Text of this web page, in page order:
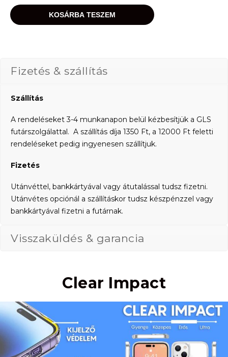
KOSÁRBA TESZEM
Fizetés & szállítás
Szállítás
A rendeléseket 3-4 munkanapon belül kézbesítjük a GLS
futárszolgálattal. A szállítás díja 1350 Ft, a 12000 Ft feletti
rendeléseket pedig ingyenesen szállítjuk.
Fizetés
Utánvéttel, bankkártyával vagy átutalással tudsz fizetni.
Utánvétes opciónál a szállításkor tudsz készpénzzel vagy
bankkártyával fizetni a futárnak.
Visszaküldés & garancia
Clear Impact